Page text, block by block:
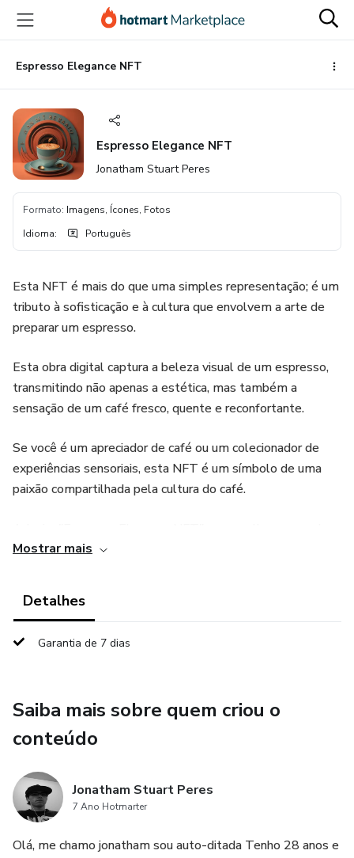
para
conteúdo
principal
para
pagamento
para
rodapé
Espresso Elegance NFT
Espresso Elegance NFT
Jonatham Stuart Peres
Formato: Imagens, Ícones, Fotos
Idioma: Português
Esta NFT é mais do que uma simples representação; é um
tributo à sofisticação e à cultura que envolvem a arte de
preparar um espresso.
Esta obra digital captura a beleza visual de um espresso,
transmitindo não apenas a estética, mas também a
sensação de um café fresco, quente e reconfortante.
Se você é um apreciador de café ou um colecionador de
experiências sensoriais, esta NFT é um símbolo de uma
paixão compartilhada pela cultura do café.
cativante do café em forma de arte digital!
Mostrar mais
Detalhes
Garantia de 7 dias
Saiba mais sobre quem criou o
conteúdo
Jonatham Stuart Peres
7 Ano Hotmarter
Olá, me chamo jonatham sou auto-ditada Tenho 28 anos e